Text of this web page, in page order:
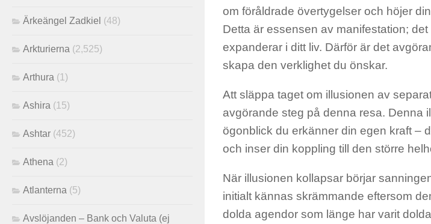
om föråldrade övertygelser och höjer
Detta är essensen av manifestation;
expanderar i ditt liv. Därför är det
skapa den verklighet du önskar.
Att släppa taget om illusionen av
avgörande steg på denna resa. Denna
ögonblick du erkänner din egen kraft –
och inser din koppling till den större
När illusionen kollapsar börjar
initialt kännas skrämmande eftersom
dolda agendor som länge har varit
Ärkeängel Zadkiel (48)
Arkturierna (2,525)
Arthura (1)
Ashira (15)
Ashtar (452)
Athena (2)
Atlanterna (5)
Avslöjanden – Bank och Valuta (ej